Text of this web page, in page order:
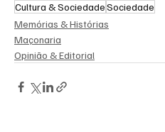
Cultura & SociedadeSociedade
Memórias & Histórias
Maçonaria
Opinião & Editorial